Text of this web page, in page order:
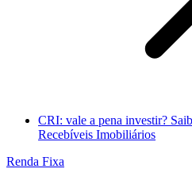
CRI: vale a pena investir?
Recebíveis Imobiliários
Renda Fixa